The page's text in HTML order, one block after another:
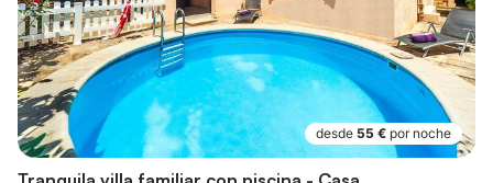
desde 55 € por noche